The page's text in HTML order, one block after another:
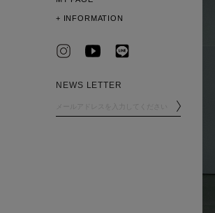
+ INFORMATION
NEWS LETTER